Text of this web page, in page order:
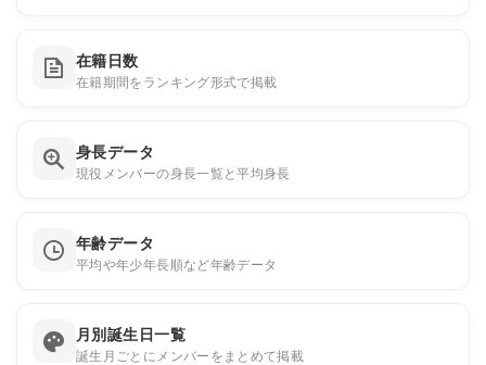
在籍日数
在籍期間をランキング形式で掲載
身長データ
現役メンバーの身長一覧と平均身長
年齢データ
平均や年少年長順など年齢データ
月別誕生日一覧
誕生月ごとにメンバーをまとめて掲載